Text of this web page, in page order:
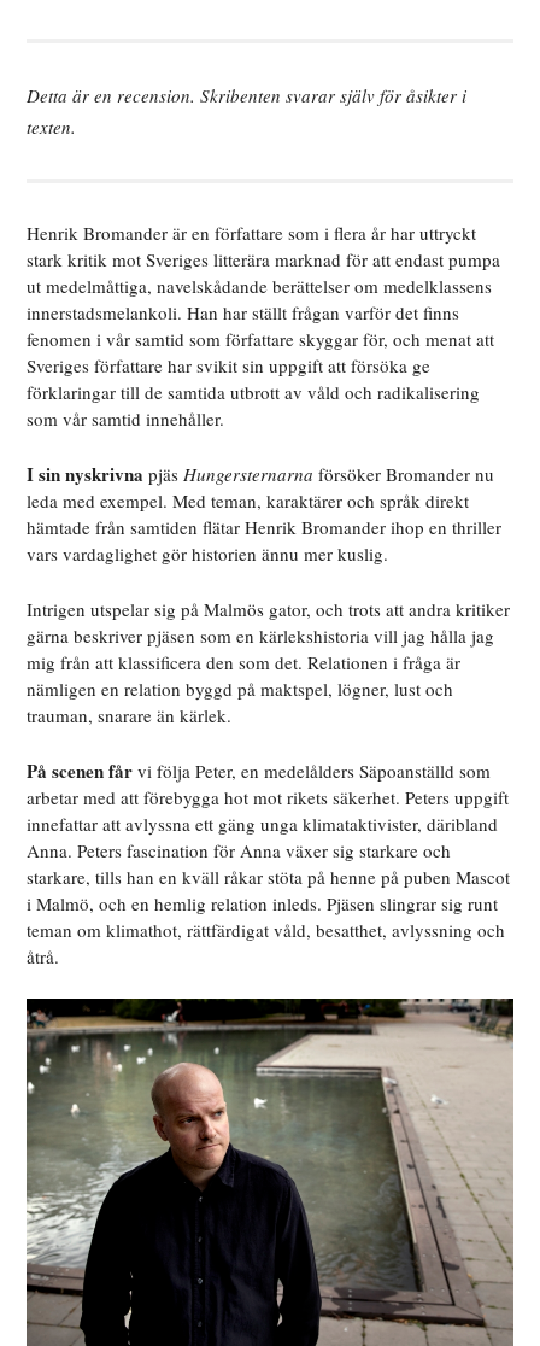
Detta är en recension. Skribenten svarar själv för åsikter i
texten.
Henrik Bromander är en författare som i flera år har uttryckt
stark kritik mot Sveriges litterära marknad för att endast pumpa
ut medelmåttiga, navelskådande berättelser om medelklassens
innerstadsmelankoli. Han har ställt frågan varför det finns
fenomen i vår samtid som författare skyggar för, och menat att
Sveriges författare har svikit sin uppgift att försöka ge
förklaringar till de samtida utbrott av våld och radikalisering
som vår samtid innehåller.
I sin nyskrivna pjäsHungersternarna försöker Bromander nu
leda med exempel. Med teman, karaktärer och språk direkt
hämtade från samtiden flätar Henrik Bromander ihop en thriller
vars vardaglighet gör historien ännu mer kuslig.
Intrigen utspelar sig på Malmös gator, och trots att andra kritiker
gärna beskriver pjäsen som en kärlekshistoria vill jag hålla jag
mig från att klassificera den som det. Relationen i fråga är
nämligen en relation byggd på maktspel, lögner, lust och
trauman, snarare än kärlek.
På scenen får vi följa Peter, en medelålders Säpoanställd som
arbetar med att förebygga hot mot rikets säkerhet. Peters uppgift
innefattar att avlyssna ett gäng unga klimataktivister, däribland
Anna. Peters fascination för Anna växer sig starkare och
starkare, tills han en kväll råkar stöta på henne på puben Mascot
i Malmö, och en hemlig relation inleds. Pjäsen slingrar sig runt
teman om klimathot, rättfärdigat våld, besatthet, avlyssning och
åtrå.